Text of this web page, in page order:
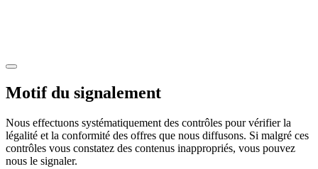
Motif du signalement
Nous effectuons systématiquement des contrôles pour vérifier la
légalité et la conformité des offres que nous diffusons. Si malgré ces
contrôles vous constatez des contenus inappropriés, vous pouvez
nous le signaler.